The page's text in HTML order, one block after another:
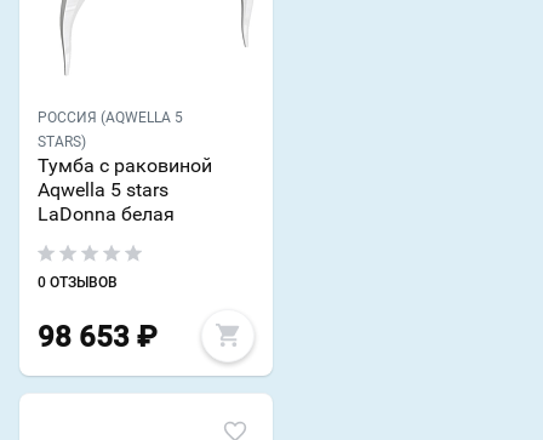
РОССИЯ (AQWELLA 5
STARS)
Тумба с раковиной
Aqwella 5 stars
LaDonna белая
0 ОТЗЫВОВ
98 653 ₽